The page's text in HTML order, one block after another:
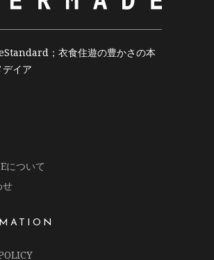
；衣食住遊の豊かさの本
イア
について
せ